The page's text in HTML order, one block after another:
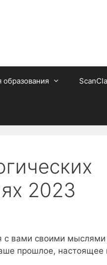
2023
вами своими мыслями
прошлое, настоящее